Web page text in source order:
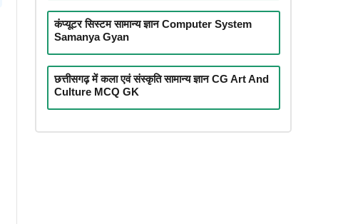
कंप्यूटर सिस्टम सामान्य ज्ञान Computer System
Samanya Gyan
छत्तीसगढ़ में कला एवं संस्कृति सामान्य ज्ञान CG Art And
Culture MCQ GK